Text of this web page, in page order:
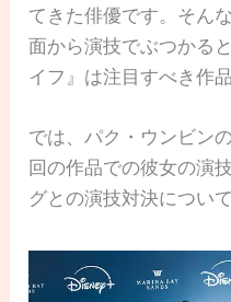
てきた俳優です。そん
面から演技でぶつかる
イフ』は注目すべき作
では、パク・ウンビン
回の作品での彼女の演
グとの演技対決につい